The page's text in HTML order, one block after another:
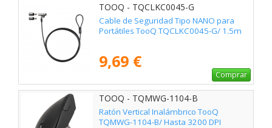
TOOQ - TQCLKC0045-G
Cable de Seguridad Tipo NANO para
Portátiles TooQ TQCLKC0045-G/ 1.5m
9,69 €
Comprar
TOOQ - TQMWG-1104-B
Ratón Vertical Inalámbrico TooQ
TQMWG-1104-B/ Hasta 3200 DPI